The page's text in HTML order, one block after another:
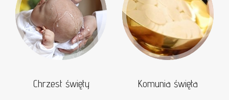
Chrzest święty Komunia święta